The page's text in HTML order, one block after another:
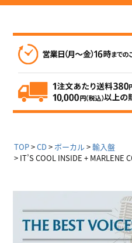
TOP CD ボーカル
輸入盤
IT’S COOL INSIDE + MARLENE